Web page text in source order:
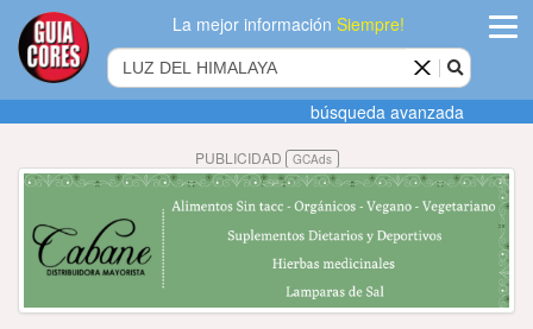
La mejor informaciónSiempre!
Agregar
empresa
Actualizar
Publicidad
búsqueda avanzada
PUBLICIDAD GCAds